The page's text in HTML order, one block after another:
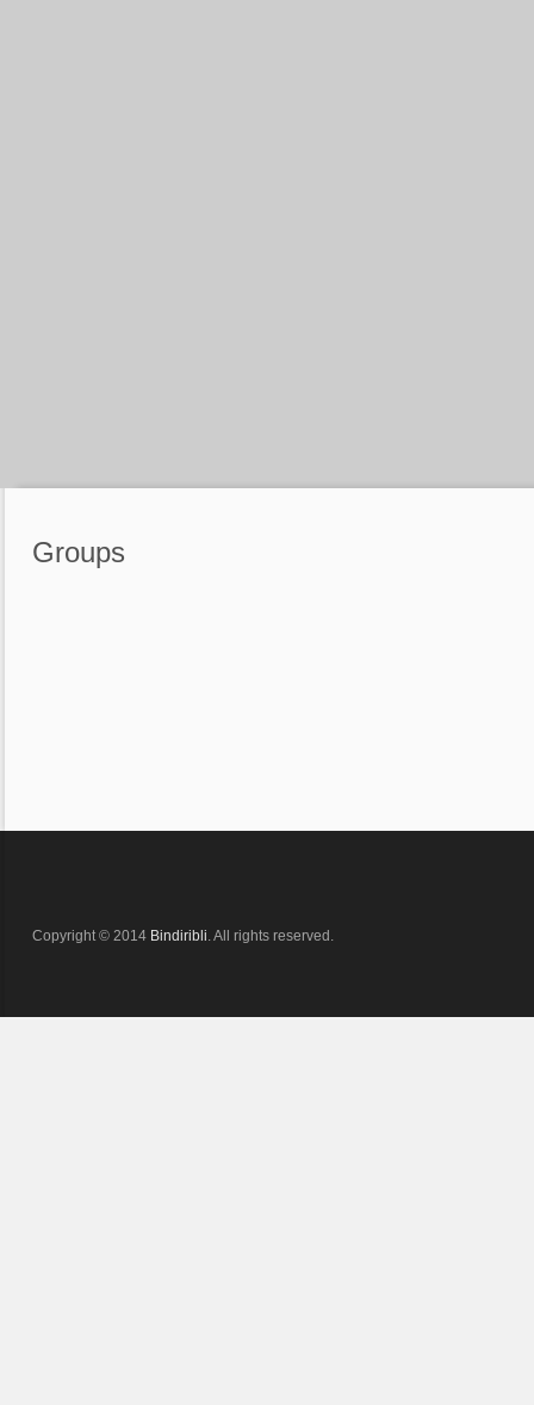
Groups
Copyright © 2014 Bindiribli. All rights reserved.